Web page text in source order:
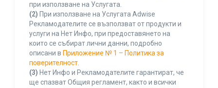
при използване на Услугата.
(2) При използване на Услугата Adwise
Рекламодателите се възползват от продукти и
услуги на Нет Инфо, при предоставянето на
които се събират лични данни, подробно
описани в Приложение № 1 – Политика за
поверителност.
(3) Нет Инфо и Рекламодателите гарантират, че
ще спазват Общия регламент, както и всички